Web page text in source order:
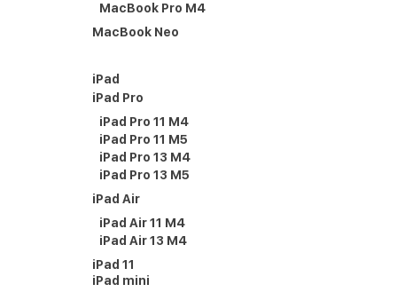
MacBook Pro M4
MacBook Neo
iPad
iPad Pro
iPad Pro 11 M4
iPad Pro 11 M5
iPad Pro 13 M4
iPad Pro 13 M5
iPad Air
iPad Air 11 M4
iPad Air 13 M4
iPad 11
iPad mini